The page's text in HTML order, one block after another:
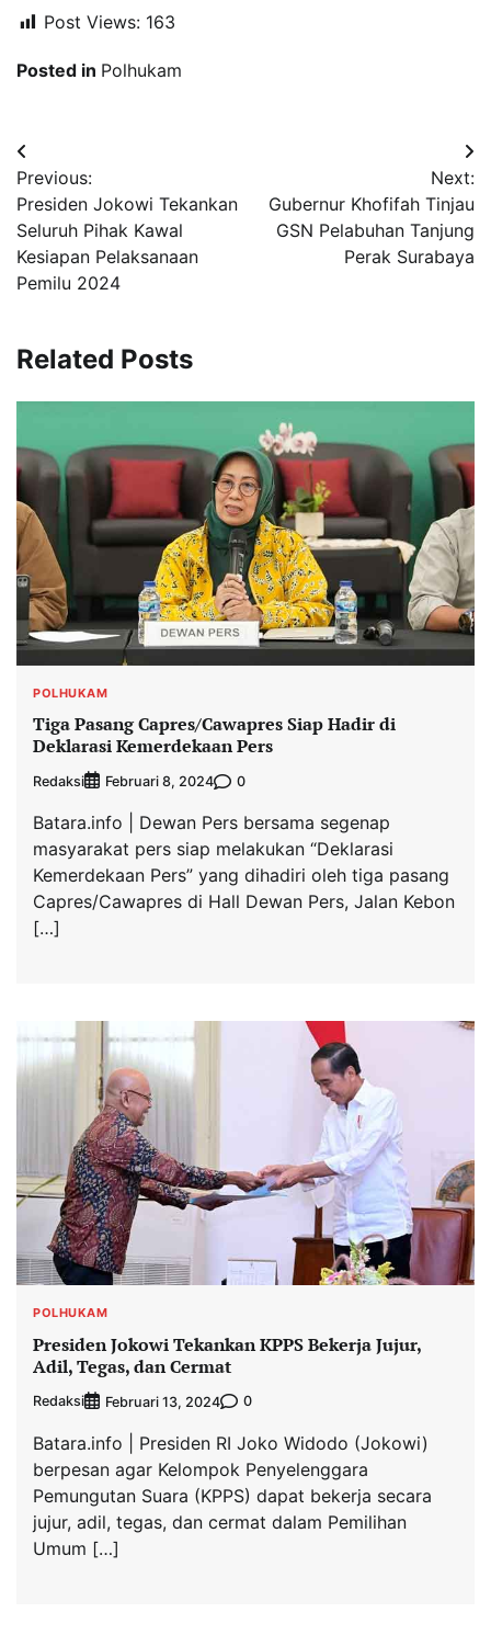
Post Views: 163
Posted in Polhukam
Navigasi
pos
Previous:
Presiden Jokowi Tekankan
Seluruh Pihak Kawal
Kesiapan Pelaksanaan
Pemilu 2024
Next:
Gubernur Khofifah Tinjau
GSN Pelabuhan Tanjung
Perak Surabaya
Related Posts
POLHUKAM
Tiga Pasang Capres/Cawapres Siap Hadir di
Deklarasi Kemerdekaan Pers
Redaksi Februari 8, 2024 0
Batara.info | Dewan Pers bersama segenap
masyarakat pers siap melakukan “Deklarasi
Kemerdekaan Pers” yang dihadiri oleh tiga pasang
Capres/Cawapres di Hall Dewan Pers, Jalan Kebon
[…]
POLHUKAM
Presiden Jokowi Tekankan KPPS Bekerja Jujur,
Adil, Tegas, dan Cermat
Redaksi Februari 13, 2024 0
Batara.info | Presiden RI Joko Widodo (Jokowi)
berpesan agar Kelompok Penyelenggara
Pemungutan Suara (KPPS) dapat bekerja secara
jujur, adil, tegas, dan cermat dalam Pemilihan
Umum […]